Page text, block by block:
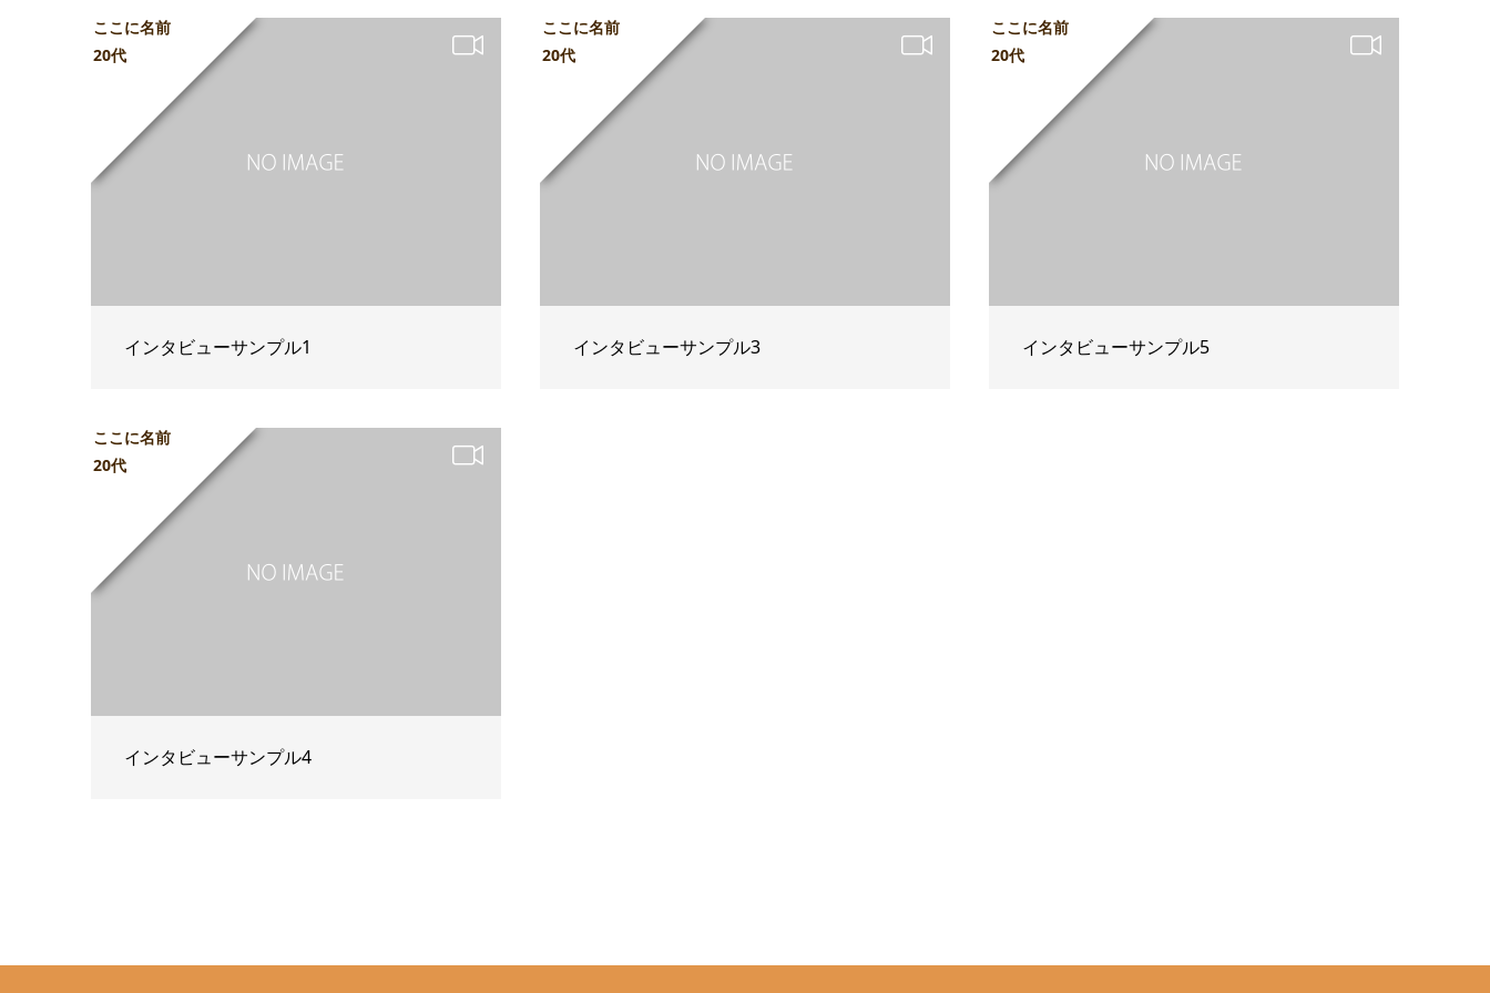
ここに名前
20代
インタビューサンプル1
ここに名前
20代
インタビューサンプル3
ここに名前
20代
インタビューサンプル5
ここに名前
20代
インタビューサンプル4